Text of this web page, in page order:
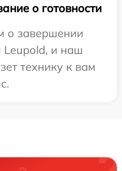
о готовности
завершении
Leupold, и наш
технику к вам